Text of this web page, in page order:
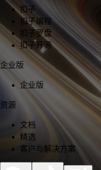
扣子
扣子编程
扣子罗盘
扣子开源
企业版
企业版
资源
文档
精选
客户与解决方案